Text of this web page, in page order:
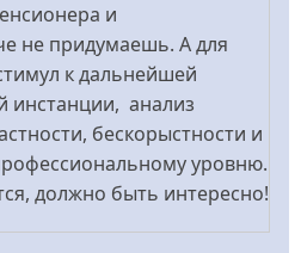
и
не придумаешь. А для
к дальнейшей
инстанции, анализ
бескорыстности и
уровню.
должно быть интересно!